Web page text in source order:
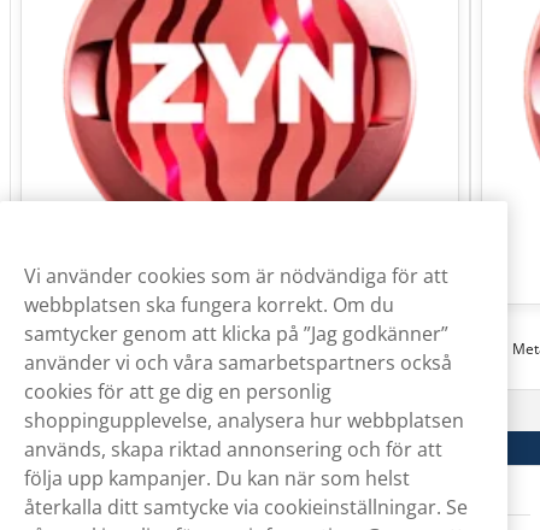
ZYN
ZYN Metal Can Watermelon Mint Pink
199,90 kr
Köp
ZYN
Vi använder cookies som är nödvändiga för att
webbplatsen ska fungera korrekt. Om du
samtycker genom att klicka på ”Jag godkänner”
använder vi och våra samarbetspartners också
cookies för att ge dig en personlig
shoppingupplevelse, analysera hur webbplatsen
används, skapa riktad annonsering och för att
följa upp kampanjer. Du kan när som helst
återkalla ditt samtycke via cookieinställningar. Se